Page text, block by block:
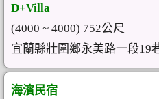
D+Villa
(4000 ~ 4000) 752公尺
宜蘭縣壯圍鄉永美路一段19
海濱民宿